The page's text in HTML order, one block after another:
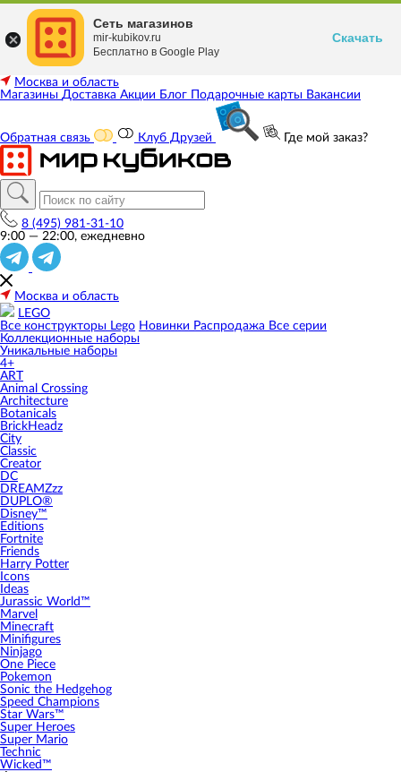
Москва и область
Магазины Доставка Акции Блог Подарочные карты Вакансии
Обратная связь Клуб Друзей Где мой заказ?
8 (495) 981-31-10
9:00 — 22:00, ежедневно
Москва и область
LEGO
Все конструкторы Lego Новинки Распродажа Все серии
Коллекционные наборы
Уникальные наборы
4+
ART
Animal Crossing
Architecture
Botanicals
BrickHeadz
City
Classic
Creator
DC
DREAMZzz
DUPLO®
Disney™
Editions
Fortnite
Friends
Harry Potter
Icons
Ideas
Jurassic World™
Marvel
Minecraft
Minifigures
Ninjago
One Piece
Pokemon
Sonic the Hedgehog
Speed Champions
Star Wars™
Super Heroes
Super Mario
Technic
Wicked™
Сеть магазинов
mir-kubikov.ru
Бесплатно в Google Play
Скачать